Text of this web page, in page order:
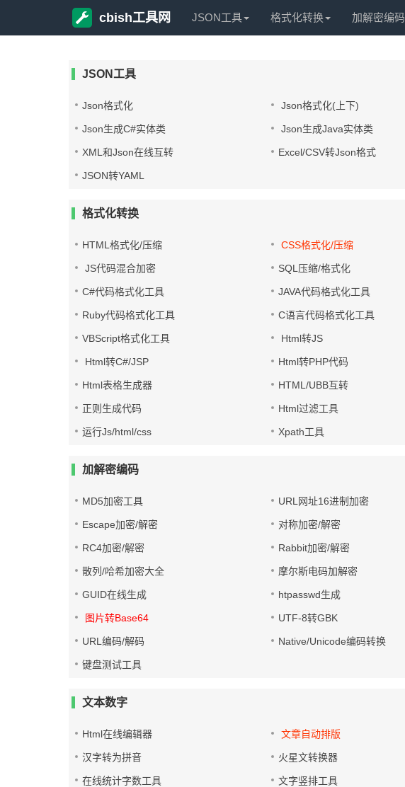
cbish工具网 JSON工具 格式化转换 加解密编码
JSON工具
Json格式化 Json格式化(上下)
Json生成C#实体类 Json生成Java实体类
XML和Json在线互转 Excel/CSV转Json格式
JSON转YAML
格式化转换
HTML格式化/压缩 CSS格式化/压缩
JS代码混合加密 SQL压缩/格式化
C#代码格式化工具 JAVA代码格式化工具
Ruby代码格式化工具 C语言代码格式化工具
VBScript格式化工具 Html转JS
Html转C#/JSP Html转PHP代码
Html表格生成器 HTML/UBB互转
正则生成代码 Html过滤工具
运行Js/html/css Xpath工具
加解密编码
MD5加密工具 URL网址16进制加密
Escape加密/解密 对称加密/解密
RC4加密/解密 Rabbit加密/解密
散列/哈希加密大全 摩尔斯电码加解密
GUID在线生成 htpasswd生成
图片转Base64 UTF-8转GBK
URL编码/解码 Native/Unicode编码转换
键盘测试工具
文本数字
Html在线编辑器 文章自动排版
汉字转为拼音 火星文转换器
在线统计字数工具 文字竖排工具